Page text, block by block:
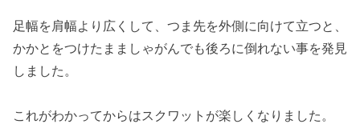
足幅を肩幅より広くして、つま先を外側に向けて立つと、
かかとをつけたまましゃがんでも後ろに倒れない事を発見
しました。
これがわかってからはスクワットが楽しくなりました。